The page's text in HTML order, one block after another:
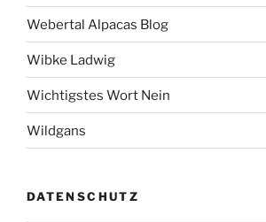
Webertal Alpacas Blog
Wibke Ladwig
Wichtigstes Wort Nein
Wildgans
DATENSCHUTZ